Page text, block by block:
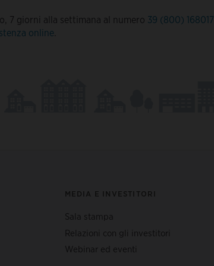
7 giorni alla settimana al numero 39 (800) 168017
online.
MEDIA E INVESTITORI
Sala stampa
Relazioni con gli investitori
Webinar ed eventi